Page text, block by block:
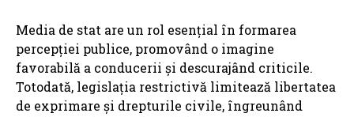
Media de stat are un rol esențial în formarea
percepției publice, promovând o imagine
favorabilă a conducerii și descurajând criticile.
Totodată, legislația restrictivă limitează libertatea
de exprimare și drepturile civile, îngreunând